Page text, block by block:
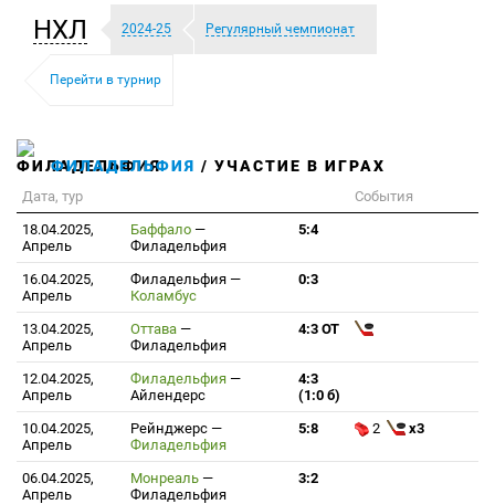
НХЛ 2024-25 Регулярный чемпионат
Перейти в турнир
ФИЛАДЕЛЬФИЯ / УЧАСТИЕ В ИГРАХ
Дата, тур
События
18.04.2025,
Апрель
Баффало —
Филадельфия
5:4
16.04.2025,
Апрель
Филадельфия —
Коламбус
0:3
13.04.2025,
Апрель
Оттава —
Филадельфия
4:3 ОТ
12.04.2025,
Апрель
Филадельфия —
Айлендерс
4:3
(1:0 б)
10.04.2025,
Апрель
Рейнджерс —
Филадельфия
5:8 2 x3
06.04.2025,
Апрель
Монреаль —
Филадельфия
3:2